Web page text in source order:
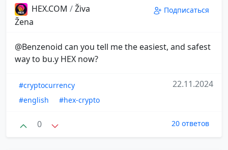
HEX.COM /Živa
Žena
Подписаться
@Benzenoid can you tell me the easiest, and safest
way to bu.y HEX now?
#cryptocurrency
#english
#hex-crypto
22.11.2024
0 20 ответов